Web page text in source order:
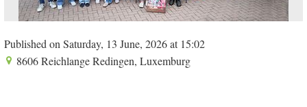
Published on Saturday, 13 June, 2026 at 15:02
8606 Reichlange Redingen, Luxemburg